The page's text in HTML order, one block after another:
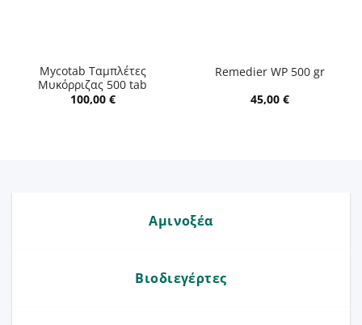
Mycotab Ταμπλέτες
Μυκόρριζας 500 tab
100,00 €
Remedier WP 500 gr
45,00 €
Αμινοξέα
Βιοδιεγέρτες